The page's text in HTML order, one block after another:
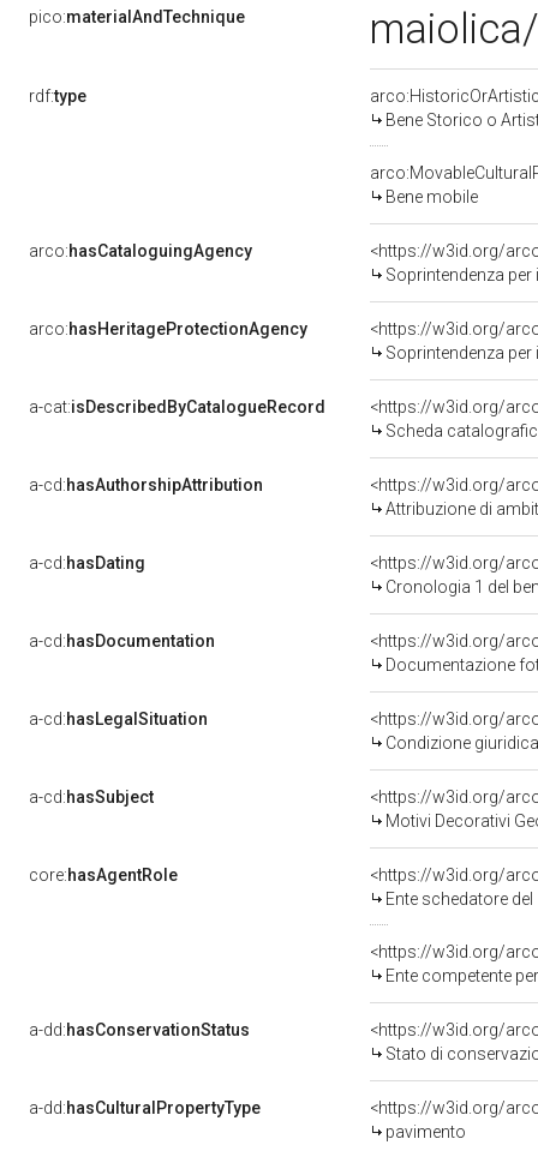
pico:materialAndTechnique
rdf:type
Bene Storico o
Bene mobile
arco:hasCataloguingAgency
<https://w3id.org/
Soprintendenza
arco:hasHeritageProtectionAgency
<https://w3id.org/
Soprintendenza per i Beni Architettonici
a-cat:isDescribedByCatalogueRecord
<https://w3id.org/
Scheda
a-cd:hasAuthorshipAttribution
<https://w3id.org/
Attribuzione di
a-cd:hasDating
<https://w3id.org/
Cronologia 1 del
a-cd:hasDocumentation
Documentazione
a-cd:hasLegalSituation
Condizione
a-cd:hasSubject
<https://w3id.org/
Motivi Decorativi
core:hasAgentRole
<https://w3id.org/
Ente schedatore
<https://w3id.org/
Ente competente per tutela del bene 1500065536:
a-dd:hasConservationStatus
<https://w3id.org/
Stato di
a-dd:hasCulturalPropertyType
<https://w3id.org/
pavimento